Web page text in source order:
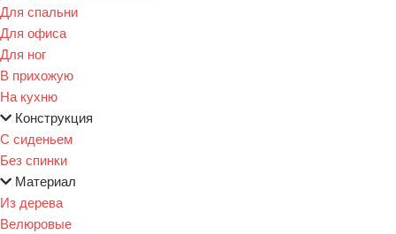
Для спальни
Для офиса
Для ног
В прихожую
На кухню
Конструкция
С сиденьем
Без спинки
Материал
Из дерева
Велюровые